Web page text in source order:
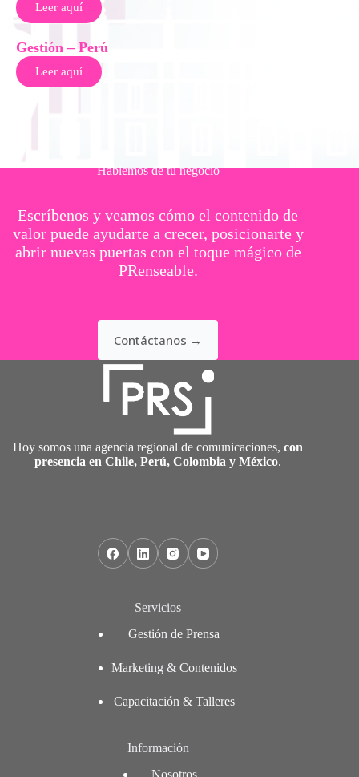
Leer aquí
Gestión – Perú
Leer aquí
Hablemos de tu negocio
Escríbenos y veamos cómo el contenido de
valor puede ayudarte a crecer, posicionarte y
abrir nuevas puertas con el toque mágico de
PRenseable.
Contáctanos →
Hoy somos una agencia regional de comunicaciones,con
presencia en Chile, Perú, Colombia y México.
Servicios
Gestión de Prensa
Marketing & Contenidos
Capacitación & Talleres
Información
Nosotros